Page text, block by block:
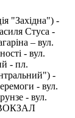
"Західна") -
Стуса -
– вул.
- вул.
- пл.
-
- вул.
- вул.